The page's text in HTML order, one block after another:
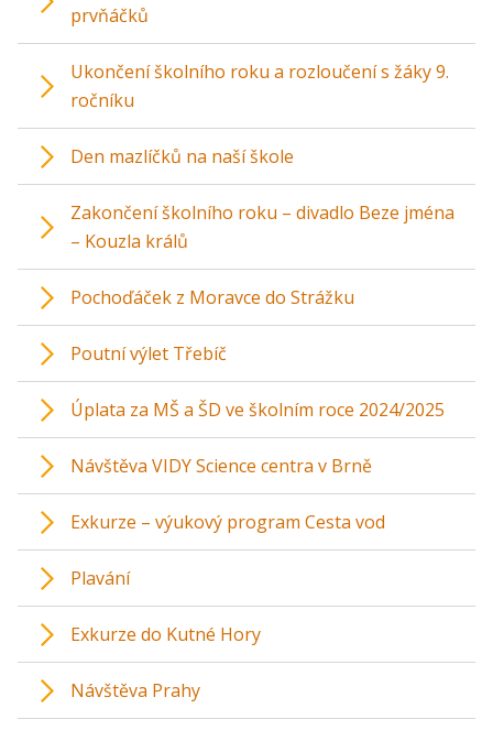
prvňáčků
Ukončení školního roku a rozloučení s žáky 9.
ročníku
Den mazlíčků na naší škole
Zakončení školního roku – divadlo Beze jména
– Kouzla králů
Pochoďáček z Moravce do Strážku
Poutní výlet Třebíč
Úplata za MŠ a ŠD ve školním roce 2024/2025
Návštěva VIDY Science centra v Brně
Exkurze – výukový program Cesta vod
Plavání
Exkurze do Kutné Hory
Návštěva Prahy